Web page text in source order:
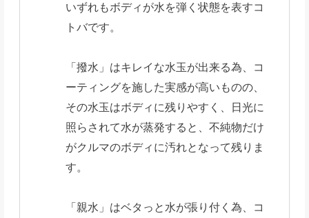
いずれもボディが水を弾く状態を表すコ
トバです。
「撥水」はキレイな水玉が出来る為、コ
ーティングを施した実感が高いものの、
その水玉はボディに残りやすく、日光に
照らされて水が蒸発すると、不純物だけ
がクルマのボディに汚れとなって残りま
す。
「親水」はベタっと水が張り付く為、コ